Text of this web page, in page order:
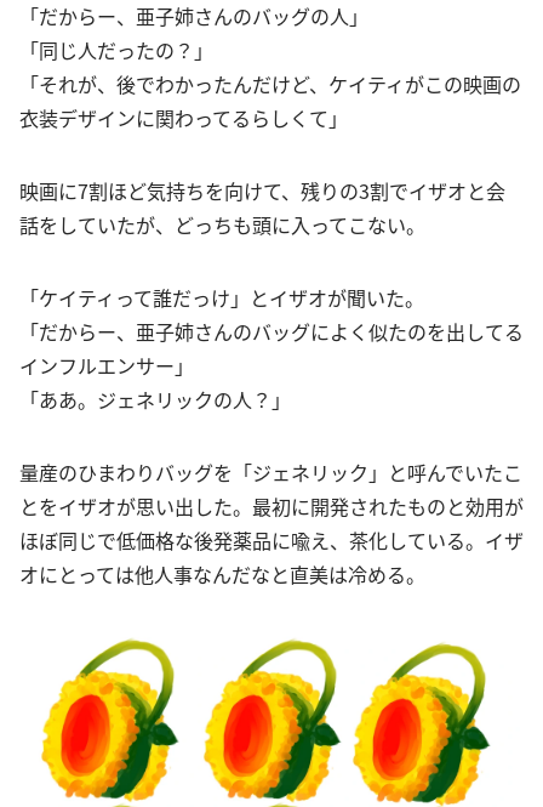
「だからー、亜子姉さんのバッグの人」
「同じ人だったの？」
「それが、後でわかったんだけど、ケイティがこの映画の
衣装デザインに関わってるらしくて」
映画に7割ほど気持ちを向けて、残りの3割でイザオと会
話をしていたが、どっちも頭に入ってこない。
「ケイティって誰だっけ」とイザオが聞いた。
「だからー、亜子姉さんのバッグによく似たのを出してる
インフルエンサー」
「ああ。ジェネリックの人？」
量産のひまわりバッグを「ジェネリック」と呼んでいたこ
とをイザオが思い出した。最初に開発されたものと効用が
ほぼ同じで低価格な後発薬品に喩え、茶化している。イザ
オにとっては他人事なんだなと直美は冷める。